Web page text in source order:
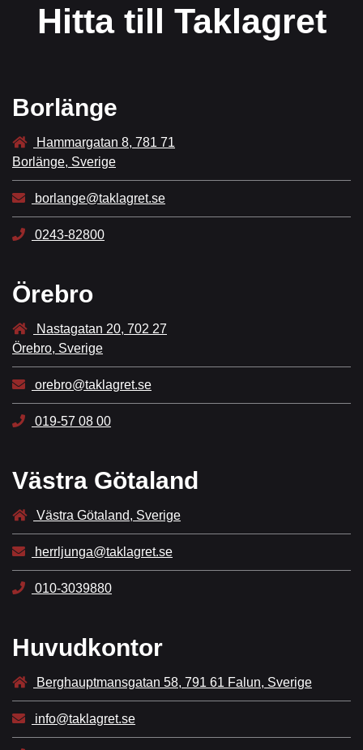
Hitta till Taklagret
Borlänge
Hammargatan 8, 781 71
Borlänge, Sverige
borlange@taklagret.se
0243-82800
Örebro
Nastagatan 20, 702 27
Örebro, Sverige
orebro@taklagret.se
019-57 08 00
Västra Götaland
Västra Götaland, Sverige
herrljunga@taklagret.se
010-3039880
Huvudkontor
Berghauptmansgatan 58, 791 61 Falun, Sverige
info@taklagret.se